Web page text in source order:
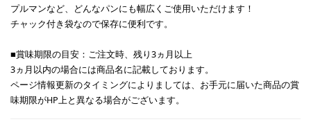
プルマンなど、どんなパンにも幅広くご使用いただけます！
チャック付き袋なので保存に便利です。
■賞味期限の目安：ご注文時、残り3ヵ月以上
3ヵ月以内の場合には商品名に記載しております。
ページ情報更新のタイミングによりましては、お手元に届いた商品の賞
味期限がHP上と異なる場合がございます。